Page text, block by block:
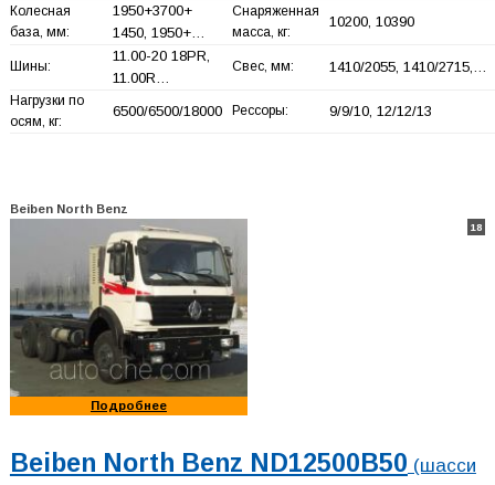
Колесная
база, мм:
1950+3700+
1450, 1950+…
Снаряженная
масса, кг:
10200, 10390
Шины:
11.00-20 18PR,
11.00R…
Свес, мм: 1410/2055, 1410/2715,…
Нагрузки по
осям, кг:
6500/6500/18000 Рессоры: 9/9/10, 12/12/13
Beiben North Benz
18
Подробнее
Beiben North Benz ND12500B50 (шасси